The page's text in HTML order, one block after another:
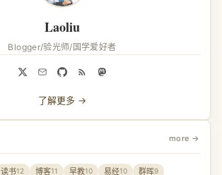
Laoliu
Blogger/验光师/国学爱好者
了解更多 →
more →
读书12 博客11 早教10 易经10 群晖9